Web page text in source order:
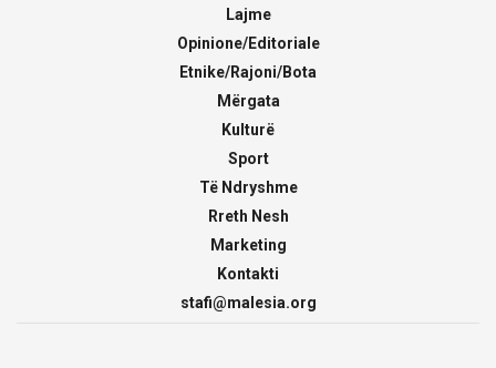
Lajme
Opinione/Editoriale
Etnike/Rajoni/Bota
Mërgata
Kulturë
Sport
Të Ndryshme
Rreth Nesh
Marketing
Kontakti
stafi@malesia.org